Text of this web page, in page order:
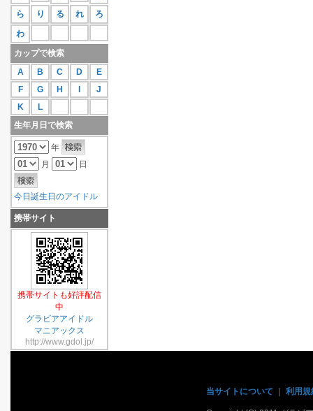
ら
り る れ
ろ
わ
カップで検索
A
B C D
E
F
G H
J
K
L
生年月日で検索
年
月
日
今日誕生日のアイドル
携帯サイト
携帯サイトも好評配信
中
グラビアアイドル
マニアックス
http://www.gdol.jp/
当サイトについて 利用規